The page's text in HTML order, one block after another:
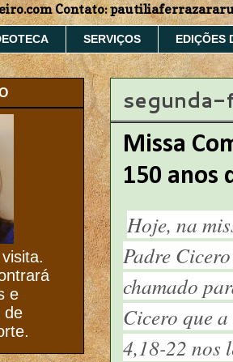
Contato:
SERVIÇOS EDIÇÕES
segunda-
Missa
150 anos
Hoje, na
Padre
chamado
Cicero que
4,18-22 nos
e
de